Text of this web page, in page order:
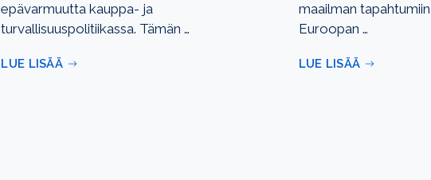
epävarmuutta kauppa- ja
turvallisuuspolitiikassa. Tämän …
LUE LISÄÄ
maailman
Euroopan …
LUE LISÄÄ